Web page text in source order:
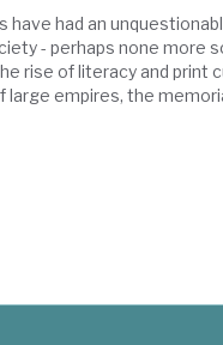
had an
- perhaps none more
rise of literacy and print
large empires, the